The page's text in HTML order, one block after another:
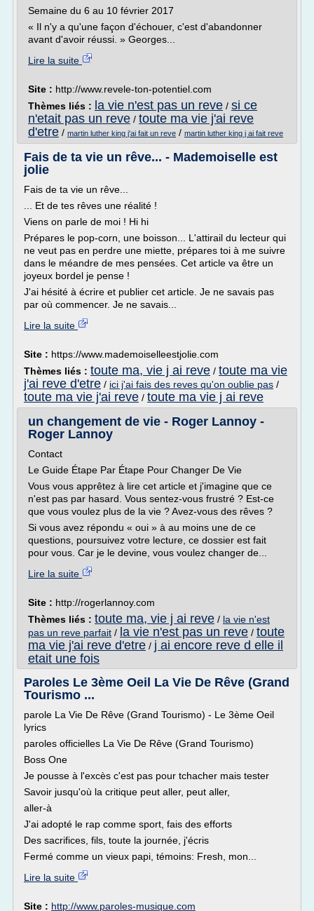
Semaine du 6 au 10 février 2017
« Il n'y a qu'une façon d'échouer, c'est d'abandonner
avant d'avoir réussi. » Georges...
Lire la suite
Site : http://www.revele-ton-potentiel.com
Thèmes liés : la vie n'est pas un reve / si ce
n'etait pas un reve / toute ma vie j'ai reve
d'etre / martin luther king j'ai fait un reve / martin luther king j ai fait reve
Fais de ta vie un rêve... - Mademoiselle est
jolie
Fais de ta vie un rêve...
... Et de tes rêves une réalité !
Viens on parle de moi ! Hi hi
Prépares le pop-corn, une boisson... L'attirail du lecteur qui
ne veut pas en perdre une miette, prépares toi à me suivre
dans le méandre de mes pensées. Cet article va être un
joyeux bordel je pense !
J'ai hésité à écrire et publier cet article. Je ne savais pas
par où commencer. Je ne savais...
Lire la suite
Site : https://www.mademoiselleestjolie.com
Thèmes liés : toute ma, vie j ai reve / toute ma vie
j'ai reve d'etre / ici j'ai fais des reves qu'on oublie pas /
toute ma vie j'ai reve / toute ma vie j ai reve
un changement de vie - Roger Lannoy -
Roger Lannoy
Contact
Le Guide Étape Par Étape Pour Changer De Vie
Vous vous apprêtez à lire cet article et j'imagine que ce
n'est pas par hasard. Vous sentez-vous frustré ? Est-ce
que vous voulez plus de la vie ? Avez-vous des rêves ?
Si vous avez répondu « oui » à au moins une de ce
questions, poursuivez votre lecture, ce dossier est fait
pour vous. Car je le devine, vous voulez changer de...
Lire la suite
Site : http://rogerlannoy.com
Thèmes liés : toute ma, vie j ai reve / la vie n'est
pas un reve parfait / la vie n'est pas un reve / toute
ma vie j'ai reve d'etre / j ai encore reve d elle il
etait une fois
Paroles Le 3ème Oeil La Vie De Rêve (Grand
Tourismo ...
parole La Vie De Rêve (Grand Tourismo) - Le 3ème Oeil
lyrics
paroles officielles La Vie De Rêve (Grand Tourismo)
Boss One
Je pousse à l'excès c'est pas pour tchacher mais tester
Savoir jusqu'où la critique peut aller, peut aller,
aller-à
J'ai adopté le rap comme sport, fais des efforts
Des sacrifices, fils, toute la journée, j'écris
Fermé comme un vieux papi, témoins: Fresh, mon...
Lire la suite
Site : http://www.paroles-musique.com